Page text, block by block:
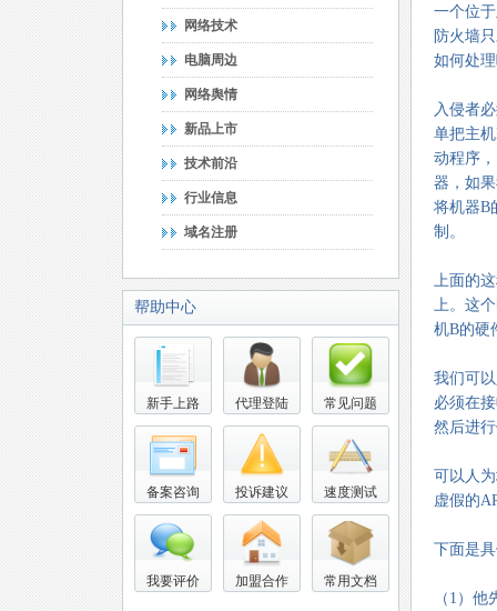
网络技术
电脑周边
网络舆情
新品上市
技术前沿
行业信息
域名注册
帮助中心
新手上路 代理登陆 常见问题
备案咨询 投诉建议 速度测试
我要评价 加盟合作 常用文档
一个位
防火墙
如何处
入侵者
单把主
动程序
器，如
将机器B
制。
上面的
上。这
机B的硬
我们可
必须在
然后进
可以人
虚假的
下面是
（1）